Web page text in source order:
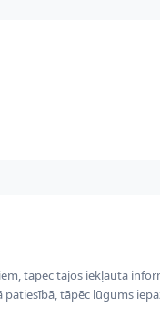
tāpēc tajos iekļautā
tāpēc lūgums